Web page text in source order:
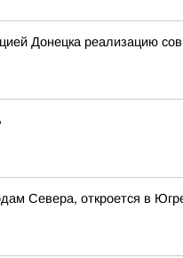
Донецка реализацию
Севера, откроется в